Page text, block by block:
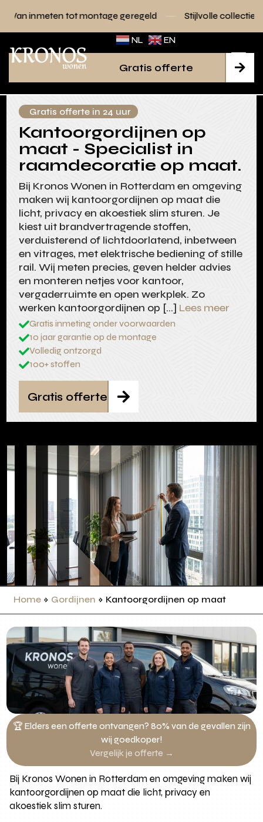
montage geregeld Stijlvolle collecties voor elk interieur
NL EN

Gratis offerte
Gratis offerte in 24 uur
Kantoorgordijnen op
maat - Specialist in
raamdecoratie op maat.
Bij Kronos Wonen in Rotterdam en omgeving
maken wij kantoorgordijnen op maat die
licht, privacy en akoestiek slim sturen. Je
kiest uit brandvertragende stoffen,
verduisterend of lichtdoorlatend, inbetween
en vitrages, met elektrische bediening of stille
rail. Wij meten precies, geven helder advies
en monteren netjes voor kantoor,
vergaderruimte en open werkplek. Zo
werken kantoorgordijnen op […] Lees meer
Gratis inmeting onder voorwaarden
10 jaar garantie op de montage
Volledig ontzorgd
100+ stoffen

Gratis offerte
Home » Gordijnen » Kantoorgordijnen op maat
🏆 Elders een offerte ontvangen? 80% van de gevallen zijn
wij goedkoper!
Vergelijk je offerte →
Bij Kronos Wonen in Rotterdam en omgeving maken wij
kantoorgordijnen op maat die licht, privacy en
akoestiek slim sturen.